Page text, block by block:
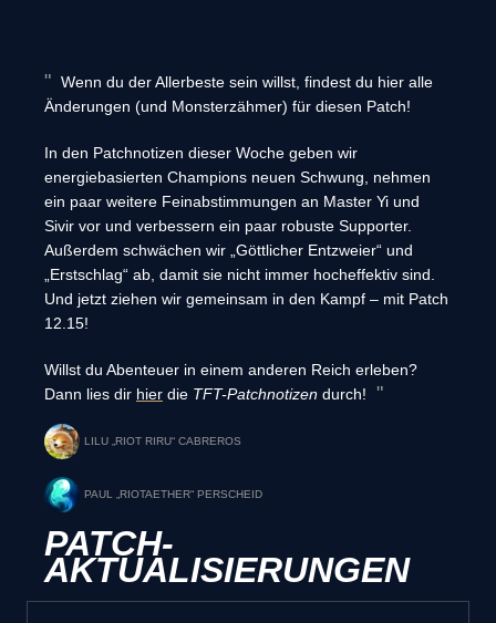
Wenn du der Allerbeste sein willst, findest du hier alle
Änderungen (und Monsterzähmer) für diesen Patch!
In den Patchnotizen dieser Woche geben wir
energiebasierten Champions neuen Schwung, nehmen
ein paar weitere Feinabstimmungen an Master Yi und
Sivir vor und verbessern ein paar robuste Supporter.
Außerdem schwächen wir „Göttlicher Entzweier“ und
„Erstschlag“ ab, damit sie nicht immer hocheffektiv sind.
Und jetzt ziehen wir gemeinsam in den Kampf – mit Patch
12.15!
Willst du Abenteuer in einem anderen Reich erleben?
Dann lies dir hier die TFT-Patchnotizen durch!
LILU „RIOT RIRU“ CABREROS
PAUL „RIOTAETHER“ PERSCHEID
PATCH-
AKTUALISIERUNGEN